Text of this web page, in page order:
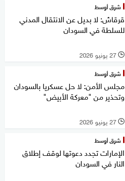
شرق أوسط
قرقاش: لا بديل عن الانتقال المدني
للسلطة في السودان
l 27 يونيو 2026
شرق أوسط
مجلس الأمن: لا حل عسكريا بالسودان
وتحذير من "معركة الأبيض"
l 27 يونيو 2026
شرق أوسط
الإمارات تجدد دعوتها لوقف إطلاق
النار في السودان